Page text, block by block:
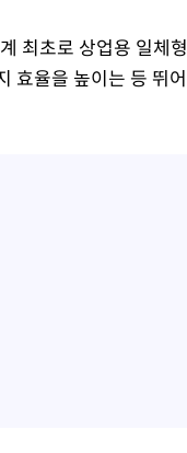
최초로 상업용 일체
효율을 높이는 등 뛰